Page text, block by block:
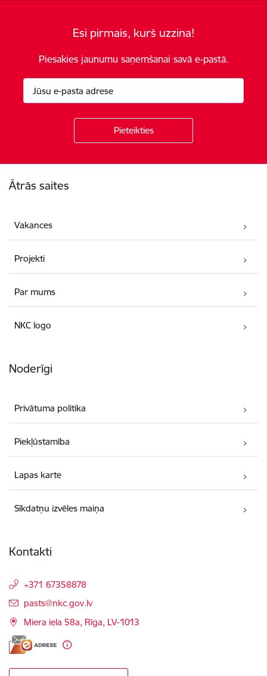
Esi pirmais, kurš uzzina!
Piesakies jaunumu saņemšanai savā e-pastā.
Ātrās saites
Vakances
Projekti
Par mums
NKC logo
Noderīgi
Privātuma politika
Piekļūstamība
Lapas karte
Sīkdatņu izvēles maiņa
Kontakti
+371 67358878
E-pasts:
pasts@nkc.gov.lv
Miera iela 58a, Rīga, LV-1013